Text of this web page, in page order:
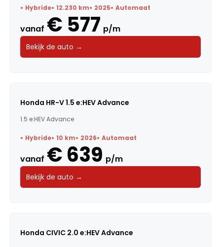
Hybride 12.230 km 2025 Automaat
vanaf € 577 p/m
Bekijk de auto →
Honda HR-V 1.5 e:HEV Advance
1.5 e:HEV Advance
Hybride 10 km 2026 Automaat
vanaf € 639 p/m
Bekijk de auto →
Honda CIVIC 2.0 e:HEV Advance